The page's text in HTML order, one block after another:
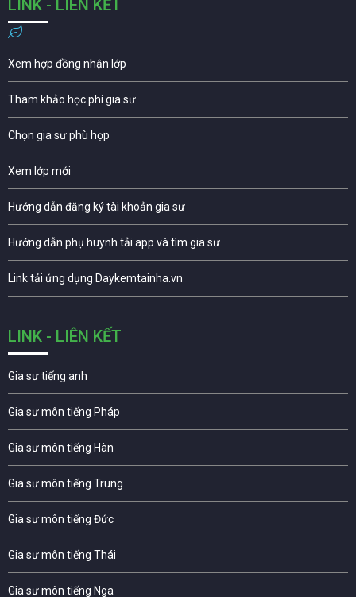
LINK - LIÊN KẾT
Xem hợp đồng nhận lớp
Tham khảo học phí gia sư
Chọn gia sư phù hợp
Xem lớp mới
Hướng dẫn đăng ký tài khoản gia sư
Hướng dẫn phụ huynh tải app và tìm gia sư
Link tải ứng dụng Daykemtainha.vn
LINK - LIÊN KẾT
Gia sư tiếng anh
Gia sư môn tiếng Pháp
Gia sư môn tiếng Hàn
Gia sư môn tiếng Trung
Gia sư môn tiếng Đức
Gia sư môn tiếng Thái
Gia sư môn tiếng Nga